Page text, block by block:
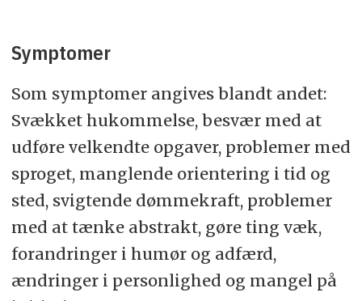
Symptomer
Som symptomer angives blandt andet:
Svækket hukommelse, besvær med at
udføre velkendte opgaver, problemer med
sproget, manglende orientering i tid og
sted, svigtende dømmekraft, problemer
med at tænke abstrakt, gøre ting væk,
forandringer i humør og adfærd,
ændringer i personlighed og mangel på